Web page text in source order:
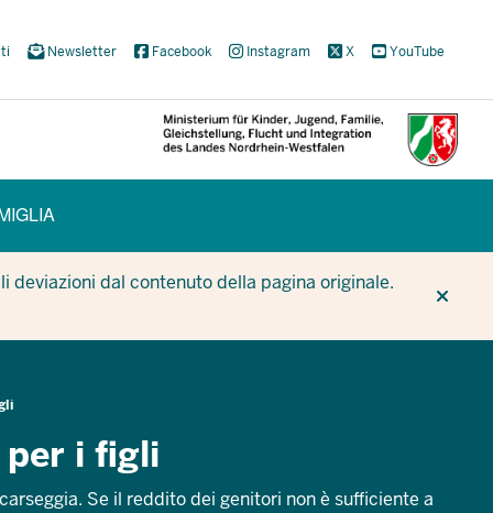
Newsletter Facebook Instagram X YouTube
dal contenuto della pagina originale.
i figli
Se il reddito dei genitori non è sufficiente a